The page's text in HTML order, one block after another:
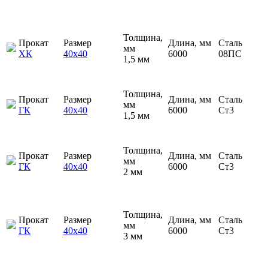
Прокат
ХК
Размер
40х40
Толщина,
мм
1,5 мм
Длина, мм
6000
Сталь
08ПС
Прокат
ГК
Размер
40х40
Толщина,
мм
1,5 мм
Длина, мм
6000
Сталь
Ст3
Прокат
ГК
Размер
40х40
Толщина,
мм
2 мм
Длина, мм
6000
Сталь
Ст3
Прокат
ГК
Размер
40х40
Толщина,
мм
3 мм
Длина, мм
6000
Сталь
Ст3